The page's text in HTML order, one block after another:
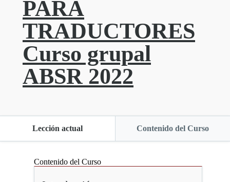
PARA
TRADUCTORES
Curso grupal
ABSR 2022
Lección actual Contenido del Curso
Contenido del Curso